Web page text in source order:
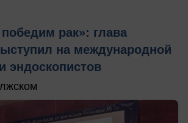
рак»: глава
на международной
эндоскопистов